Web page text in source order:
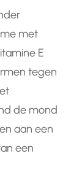
met
E
tegen
de mond
aan een
een